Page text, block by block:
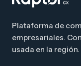
Plataforma de
empresariales.
usada en la región.